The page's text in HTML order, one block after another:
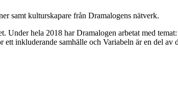
samt kulturskapare från Dramalogens nätverk.
hela 2018 har Dramalogen arbetat med
inkluderande samhälle och Variabeln är en del av